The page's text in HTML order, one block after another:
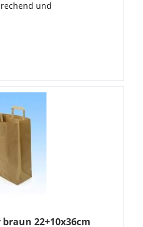
und
22+10x36cm